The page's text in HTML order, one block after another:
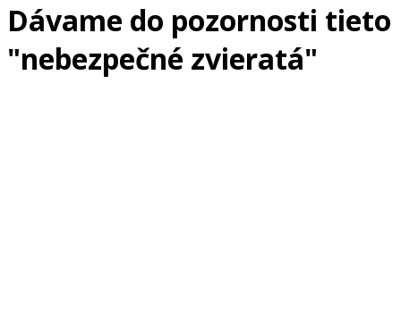
Dávame do pozornosti tieto
"nebezpečné zvieratá"